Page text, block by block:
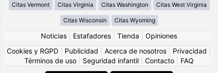
Citas Vermont Citas Virginia Citas Washington Citas West Virginia
Citas Wisconsin Citas Wyoming
Noticias Estafadores Tienda
Opiniones
Cookies y RGPD
Publicidad Acerca de nosotros Privacidad
Términos de uso
Seguridad infantil Contacto FAQ